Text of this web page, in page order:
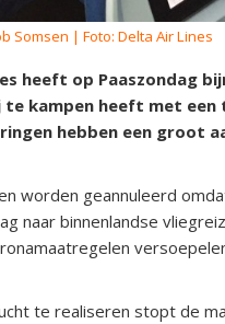
Somsen | Foto: Delta Air Lines
heeft op Paaszondag
kampen heeft met
hebben een groot
worden geannuleerd
naar binnenlandse
te realiseren stopt de